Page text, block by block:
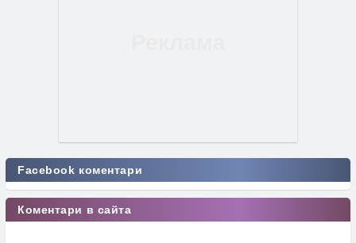
Facebook коментари
Коментари в сайта